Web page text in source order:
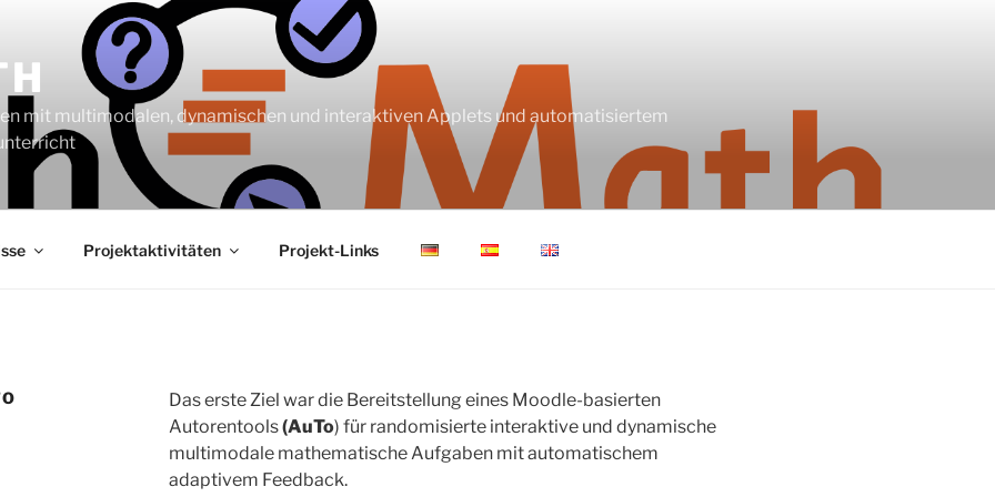
mit multimodalen, dynamischen und interaktiven Applets und automatisiertem
Projektaktivitäten Projekt-Links
Das erste Ziel war die Bereitstellung eines Moodle-basierten
Autorentools(AuTo) für randomisierte interaktive und dynamische
multimodale mathematische Aufgaben mit automatischem
adaptivem Feedback.